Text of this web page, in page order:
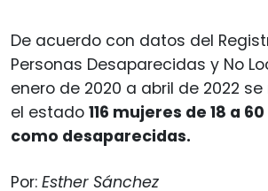
De acuerdo con datos del
Personas Desaparecidas y No
enero de 2020 a abril de 2022
el estado 116 mujeres de 18 a
como desaparecidas.
Por: Esther Sánchez